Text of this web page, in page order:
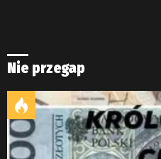
Nie przegap